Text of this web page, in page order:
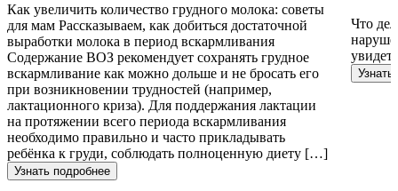
Как увеличить количество грудного молока: советы
для мам Рассказываем, как добиться достаточной
выработки молока в период вскармливания
Содержание ВОЗ рекомендует сохранять грудное
вскармливание как можно дольше и не бросать его
при возникновении трудностей (например,
лактационного криза). Для поддержания лактации
на протяжении всего периода вскармливания
необходимо правильно и часто прикладывать
ребёнка к груди, соблюдать полноценную диету […]
Узнать подробнее
Что
Узнать